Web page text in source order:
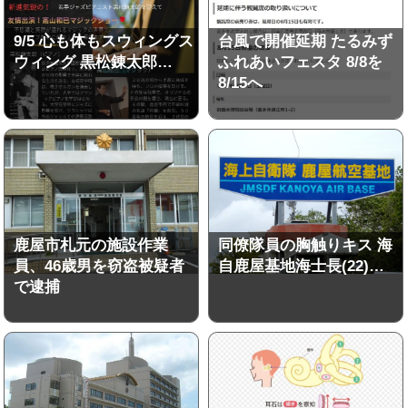
9/5 心も体もスウィングス
ウィング 黒松錬太郎…
台風で開催延期 たるみず
ふれあいフェスタ 8/8を
8/15へ
鹿屋市札元の施設作業
員、46歳男を窃盗被疑者
で逮捕
同僚隊員の胸触りキス 海
自鹿屋基地海士長(22)…